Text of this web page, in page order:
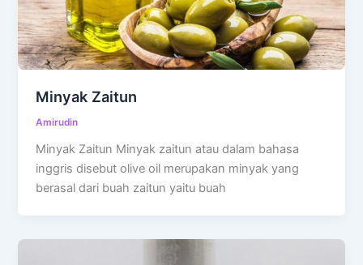
Minyak Zaitun
Amirudin
Minyak Zaitun Minyak zaitun atau dalam bahasa
inggris disebut olive oil merupakan minyak yang
berasal dari buah zaitun yaitu buah